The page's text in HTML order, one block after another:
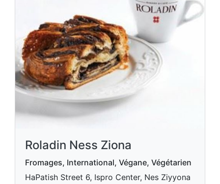
Roladin Ness Ziona
Fromages, International, Végane, Végétarien
HaPatish Street 6, Ispro Center, Nes Ziyyona